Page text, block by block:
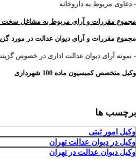
- دعاوی مربوط به داروخانه
مجموع مقررات و آرای مربوط به مشاغل سخت و
مجموع مقررات و آرای دیوان عدالت در مورد
- نمونه آرای دیوان عدالت اداری در خصوص
وکیل متخصص کمیسیون ماده 100 شهرداری
برچسب ها
وکیل امور ثبتی
وکیل در دیوان عدالت تهران
وکیل دیوان عدالت در تهران